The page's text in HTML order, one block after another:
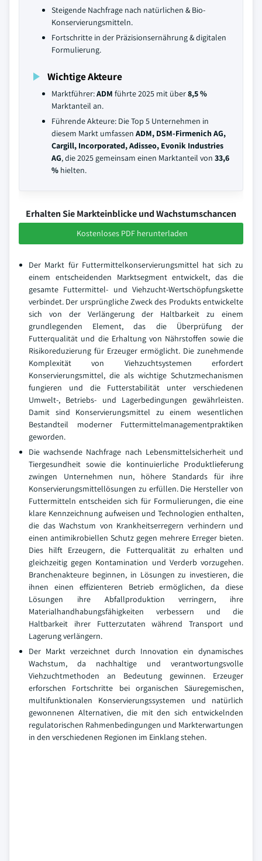
Steigende Nachfrage nach natürlichen & Bio-
Konservierungsmitteln.
Fortschritte in der Präzisionsernährung & digitalen
Formulierung.
Wichtige Akteure
Marktführer:ADM führte 2025 mit über8,5 %
Marktanteil an.
Führende Akteure: Die Top 5 Unternehmen in
diesem Markt umfassen ADM, DSM-Firmenich AG,
Cargill, Incorporated, Adisseo, Evonik Industries
AG, die 2025 gemeinsam einen Marktanteil von 33,6
% hielten.
Erhalten Sie Markteinblicke und Wachstumschancen
Kostenloses PDF herunterladen
Der Markt für Futtermittelkonservierungsmittel hat sich zu
einem entscheidenden Marktsegment entwickelt, das die
gesamte Futtermittel- und Viehzucht-Wertschöpfungskette
verbindet. Der ursprüngliche Zweck des Produkts entwickelte
sich von der Verlängerung der Haltbarkeit zu einem
grundlegenden Element, das die Überprüfung der
Futterqualität und die Erhaltung von Nährstoffen sowie die
Risikoreduzierung für Erzeuger ermöglicht. Die zunehmende
Komplexität von Viehzuchtsystemen erfordert
Konservierungsmittel, die als wichtige Schutzmechanismen
fungieren und die Futterstabilität unter verschiedenen
Umwelt-, Betriebs- und Lagerbedingungen gewährleisten.
Damit sind Konservierungsmittel zu einem wesentlichen
Bestandteil moderner Futtermittelmanagementpraktiken
geworden.
Die wachsende Nachfrage nach Lebensmittelsicherheit und
Tiergesundheit sowie die kontinuierliche Produktlieferung
zwingen Unternehmen nun, höhere Standards für ihre
Konservierungsmittellösungen zu erfüllen. Die Hersteller von
Futtermitteln entscheiden sich für Formulierungen, die eine
klare Kennzeichnung aufweisen und Technologien enthalten,
die das Wachstum von Krankheitserregern verhindern und
einen antimikrobiellen Schutz gegen mehrere Erreger bieten.
Dies hilft Erzeugern, die Futterqualität zu erhalten und
gleichzeitig gegen Kontamination und Verderb vorzugehen.
Branchenakteure beginnen, in Lösungen zu investieren, die
ihnen einen effizienteren Betrieb ermöglichen, da diese
Lösungen ihre Abfallproduktion verringern, ihre
Materialhandhabungsfähigkeiten verbessern und die
Haltbarkeit ihrer Futterzutaten während Transport und
Lagerung verlängern.
Der Markt verzeichnet durch Innovation ein dynamisches
Wachstum, da nachhaltige und verantwortungsvolle
Viehzuchtmethoden an Bedeutung gewinnen. Erzeuger
erforschen Fortschritte bei organischen Säuregemischen,
multifunktionalen Konservierungssystemen und natürlich
gewonnenen Alternativen, die mit den sich entwickelnden
regulatorischen Rahmenbedingungen und Markterwartungen
in den verschiedenen Regionen im Einklang stehen.